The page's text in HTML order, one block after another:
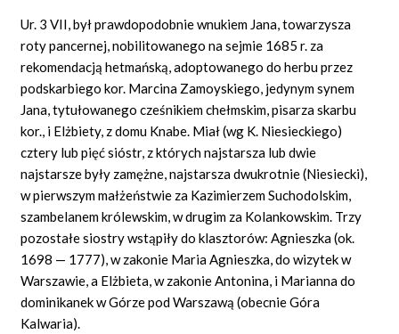
Mapa
Ur. 3 VII, był prawdopodobnie wnukiem Jana, towarzysza
roty pancernej, nobilitowanego na sejmie 1685 r. za
rekomendacją hetmańską, adoptowanego do herbu przez
podskarbiego kor. Marcina Zamoyskiego, jedynym synem
Jana, tytułowanego cześnikiem chełmskim, pisarza skarbu
kor., i Elżbiety, z domu Knabe. Miał (wg K. Niesieckiego)
cztery lub pięć sióstr, z których najstarsza lub dwie
najstarsze były zamężne, najstarsza dwukrotnie (Niesiecki),
w pierwszym małżeństwie za Kazimierzem Suchodolskim,
szambelanem królewskim, w drugim za Kolankowskim. Trzy
pozostałe siostry wstąpiły do klasztorów: Agnieszka (ok.
1698 — 1777), w zakonie Maria Agnieszka, do wizytek w
Warszawie, a Elżbieta, w zakonie Antonina, i Marianna do
dominikanek w Górze pod Warszawą (obecnie Góra
Kalwaria).